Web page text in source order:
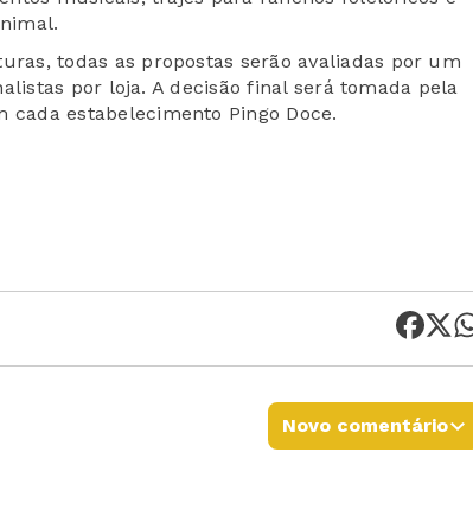
todas as propostas serão avaliadas por um
por loja. A decisão final será tomada pela
estabelecimento Pingo Doce.
Novo comentário